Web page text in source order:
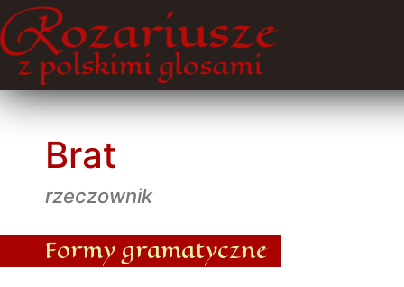
Brat
rzeczownik
Formy gramatyczne